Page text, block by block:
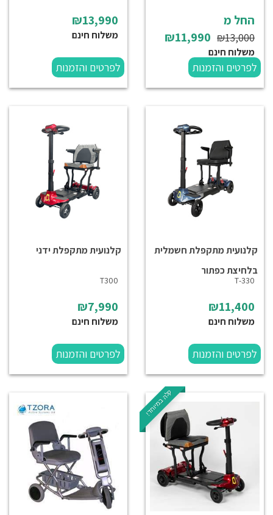
החל מ
₪11,990 ₪13,000
משלוח חינם
לפרטים והזמנות
₪13,990
משלוח חינם
לפרטים והזמנות
קלנועית מתקפלת חשמלית
בלחיצת כפתור
330-T
₪11,400
משלוח חינם
לפרטים והזמנות
קלנועית מתקפלת ידני
T300
₪7,990
משלוח חינם
לפרטים והזמנות
קלה במיוחד!